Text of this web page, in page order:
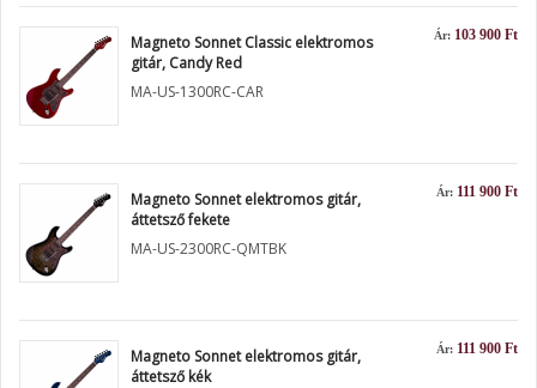
Ár: 103 900 Ft
Magneto Sonnet Classic elektromos
gitár, Candy Red
MA-US-1300RC-CAR
Ár: 111 900 Ft
Magneto Sonnet elektromos gitár,
áttetsző fekete
MA-US-2300RC-QMTBK
Ár: 111 900 Ft
Magneto Sonnet elektromos gitár,
áttetsző kék